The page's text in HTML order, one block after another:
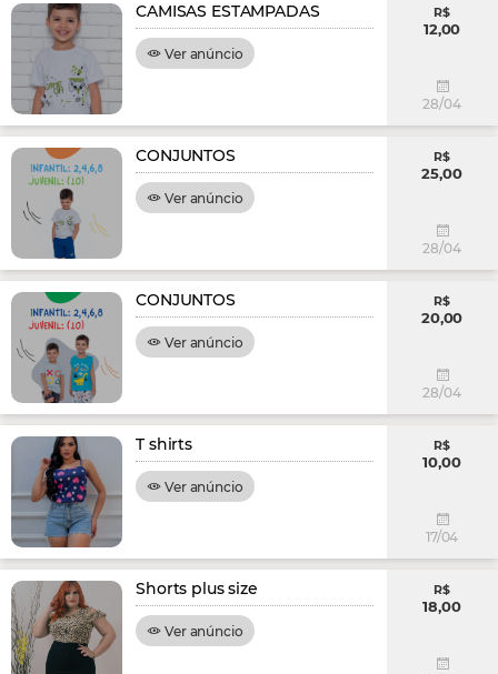
CAMISAS ESTAMPADAS
Ver anúncio
R$
12,00
28/04
CONJUNTOS
Ver anúncio
R$
25,00
28/04
CONJUNTOS
Ver anúncio
R$
20,00
28/04
T shirts
Ver anúncio
R$
10,00
17/04
Shorts plus size
Ver anúncio
R$
18,00